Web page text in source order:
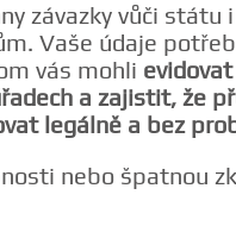
závazky vůči státu i
Vaše údaje
vás mohli
a zajistit, že
legálně a bez
nebo špatnou